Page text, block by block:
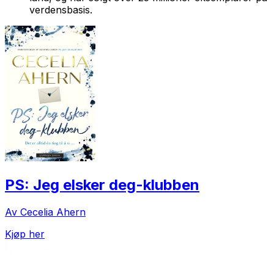
verdensbasis.
PS: Jeg elsker deg-klubben
Av Cecelia Ahern
Kjøp her